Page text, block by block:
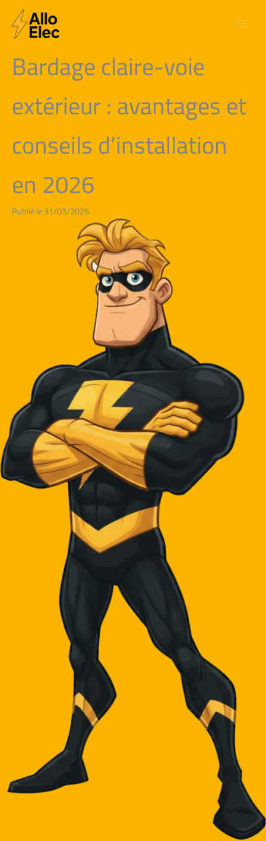
contenu
Bardage claire-voie
extérieur : avantages et
conseils d’installation
en 2026
Publié le 31/03/2026